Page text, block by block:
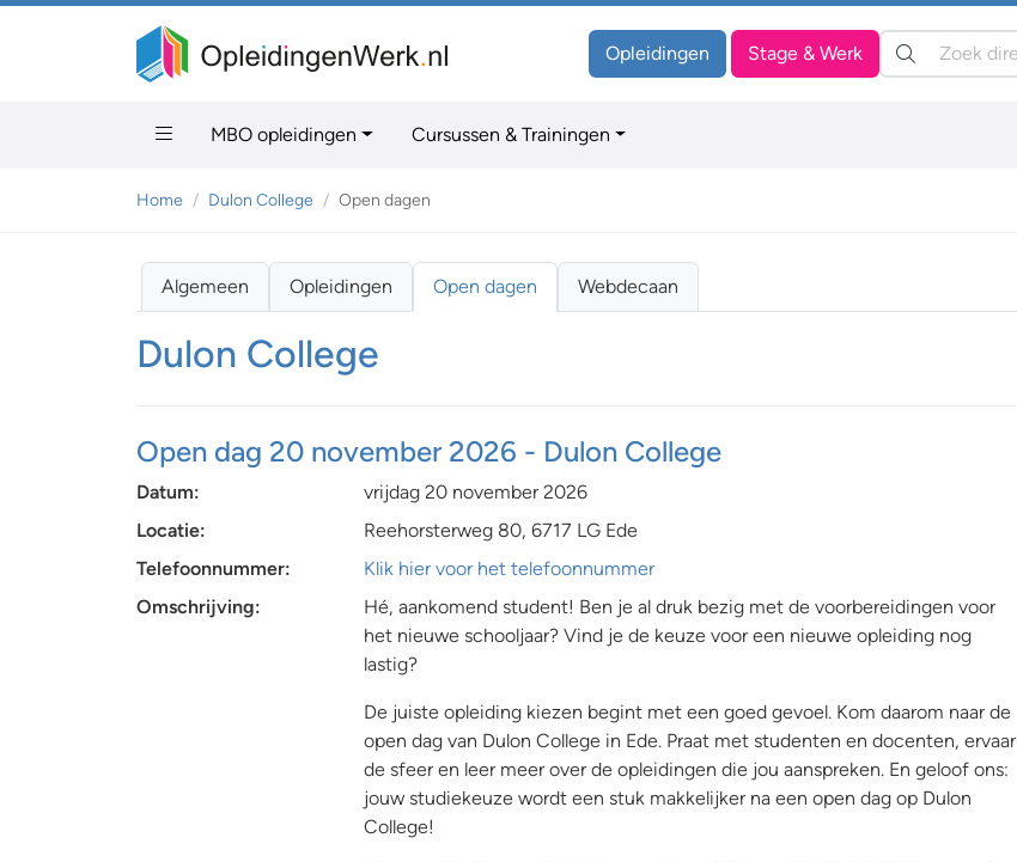
Opleidingen Stage & Werk Zoeken:
MBO opleidingen Cursussen & Trainingen
Home Dulon College Open dagen
Algemeen Opleidingen Open dagen Webdecaan
Dulon College
Open dag 20 november 2026 - Dulon College
Datum:
vrijdag 20 november 2026
Locatie:
Reehorsterweg 80, 6717 LG Ede
Telefoonnummer:
Klik hier voor het telefoonnummer
Omschrijving:
Hé, aankomend student! Ben je al druk bezig met de voorbereidingen voor
het nieuwe schooljaar? Vind je de keuze voor een nieuwe opleiding nog
lastig?
De juiste opleiding kiezen begint met een goed gevoel. Kom daarom naar de
open dag van Dulon College in Ede. Praat met studenten en docenten, ervaar
de sfeer en leer meer over de opleidingen die jou aanspreken. En geloof ons:
jouw studiekeuze wordt een stuk makkelijker na een open dag op Dulon
College!